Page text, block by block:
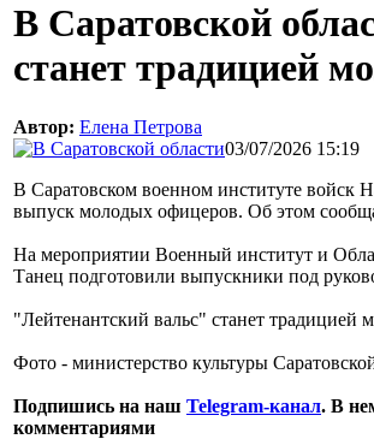
В Саратовской
станет традицией
Автор: Елена Петрова
03/07/2026 15:19
В Саратовском военном институте войск
выпуск молодых офицеров. Об этом
На мероприятии Военный институт и
Танец подготовили выпускники под
"Лейтенантский вальс" станет традицией
Фото - министерство культуры
Подпишись на наш Telegram-канал. В
комментариями